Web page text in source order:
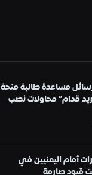
مساعدة طالبة منحة
قدام” محاولات نصب
أمام اليمنيين في